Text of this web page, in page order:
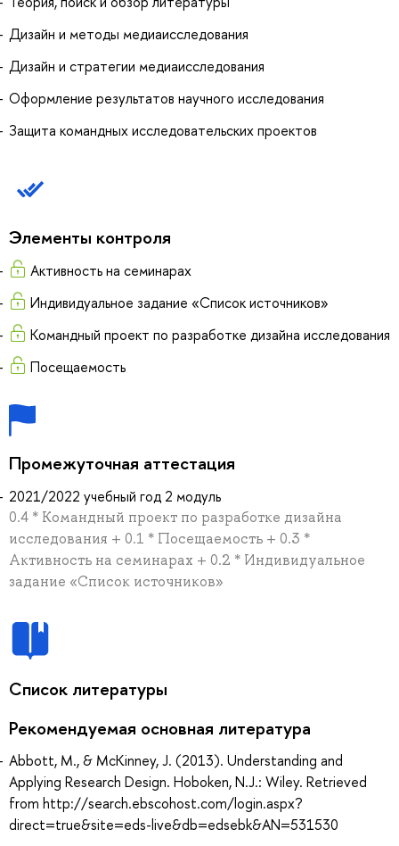
Дизайн и методы медиаисследования
Дизайн и стратегии медиаисследования
Оформление результатов научного исследования
Защита командных исследовательских проектов
Элементы контроля
Активность на семинарах
Индивидуальное задание «Список источников»
Командный проект по разработке дизайна исследования
Посещаемость
Промежуточная аттестация
2021/2022 учебный год 2 модуль
0.4 * Командный проект по разработке дизайна
исследования + 0.1 * Посещаемость + 0.3 *
Активность на семинарах + 0.2 * Индивидуальное
задание «Список источников»
Список литературы
Рекомендуемая основная литература
Abbott, M., & McKinney, J. (2013). Understanding and
Applying Research Design. Hoboken, N.J.: Wiley. Retrieved
from http://search.ebscohost.com/login.aspx?
direct=true&site=eds-live&db=edsebk&AN=531530